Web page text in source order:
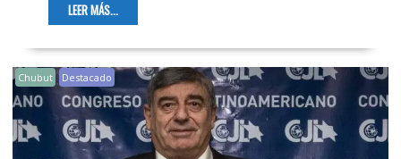
LEER MÁS...
Chubut Destacado